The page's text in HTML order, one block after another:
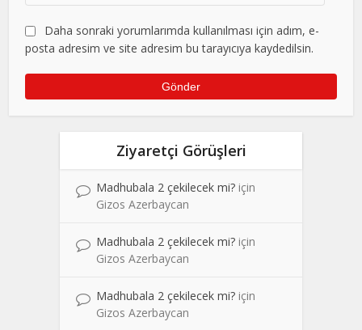
Daha sonraki yorumlarımda kullanılması için adım, e-
posta adresim ve site adresim bu tarayıcıya kaydedilsin.
Ziyaretçi Görüşleri
Madhubala 2 çekilecek mi? için
Gizos Azerbaycan
Madhubala 2 çekilecek mi? için
Gizos Azerbaycan
Madhubala 2 çekilecek mi? için
Gizos Azerbaycan